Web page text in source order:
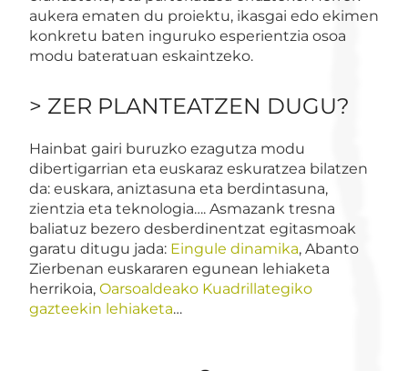
aukera ematen du proiektu, ikasgai edo ekimen
konkretu baten inguruko esperientzia osoa
modu bateratuan eskaintzeko.
> ZER PLANTEATZEN DUGU?
Hainbat gairi buruzko ezagutza modu
dibertigarrian eta euskaraz eskuratzea bilatzen
da: euskara, aniztasuna eta berdintasuna,
zientzia eta teknologia…. Asmazank tresna
baliatuz bezero desberdinentzat egitasmoak
garatu ditugu jada: Eingule dinamika, Abanto
Zierbenan euskararen egunean lehiaketa
herrikoia, Oarsoaldeako Kuadrillategiko
gazteekin lehiaketa…